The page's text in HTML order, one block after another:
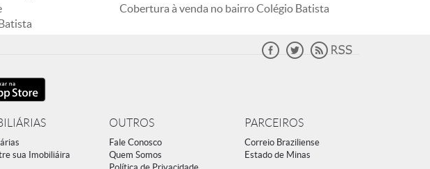
Cobertura à venda no bairro Colégio Batista
sua Imobiliáira
OUTROS
Fale Conosco
Quem Somos
PARCEIROS
Correio Braziliense
Estado de Minas